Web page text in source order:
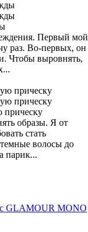
Первый мой
раз. Во-первых, он
Чтобы выровнять,
прическу
образы. Я от
стать
волосы до
парик...
GLAMOUR MONO